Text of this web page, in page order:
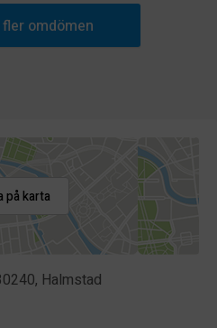
omdömen
på karta
Halmstad